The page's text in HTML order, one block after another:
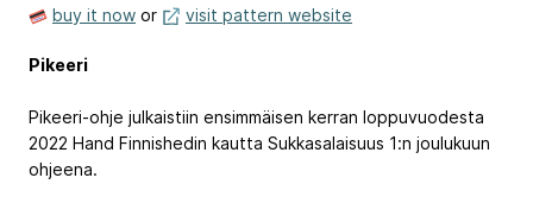
buy it now or visit pattern website
Pikeeri
Pikeeri-ohje julkaistiin ensimmäisen kerran loppuvuodesta
2022 Hand Finnishedin kautta Sukkasalaisuus 1:n joulukuun
ohjeena.